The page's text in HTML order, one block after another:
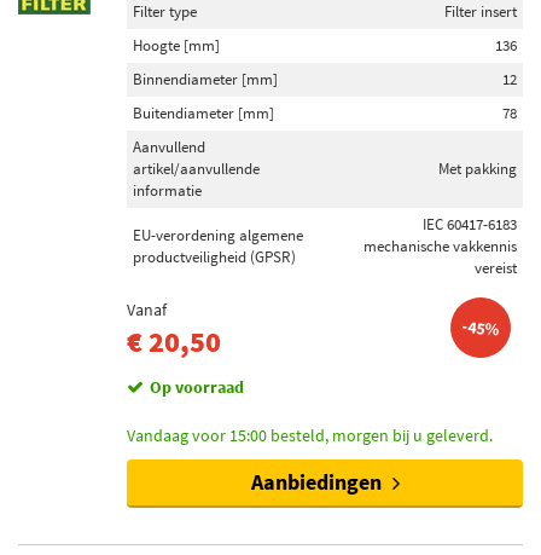
Filter type
Filter insert
Hoogte [mm]
136
Binnendiameter [mm]
12
Buitendiameter [mm]
78
Aanvullend
artikel/aanvullende
informatie
Met pakking
EU-verordening algemene
productveiligheid (GPSR)
IEC 60417-6183
mechanische vakkennis
vereist
Vanaf
€ 20,50 -45%
Op voorraad
Vandaag voor 15:00 besteld, morgen bij u geleverd.
Aanbiedingen